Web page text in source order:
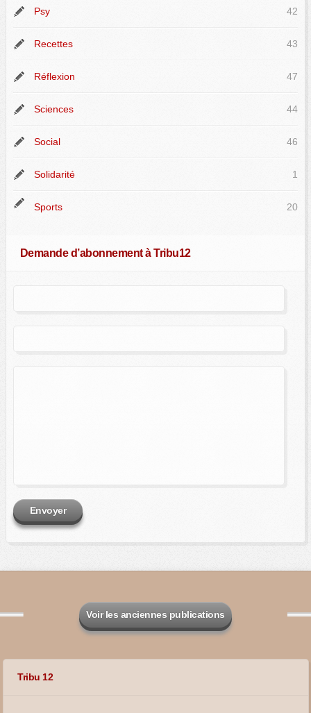
Psy 42
Recettes 43
Réflexion 47
Sciences 44
Social 46
Solidarité 1
Sports 20
Demande d’abonnement à Tribu12
Envoyer
Voir les anciennes publications
Tribu 12